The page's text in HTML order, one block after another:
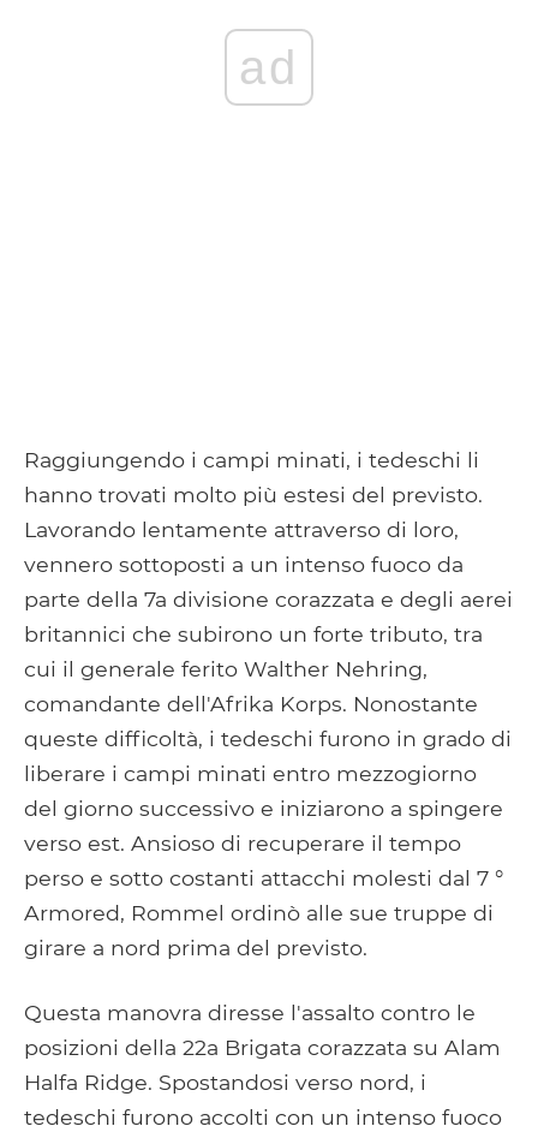
ad
Raggiungendo i campi minati, i tedeschi li
hanno trovati molto più estesi del previsto.
Lavorando lentamente attraverso di loro,
vennero sottoposti a un intenso fuoco da
parte della 7a divisione corazzata e degli aerei
britannici che subirono un forte tributo, tra
cui il generale ferito Walther Nehring,
comandante dell'Afrika Korps. Nonostante
queste difficoltà, i tedeschi furono in grado di
liberare i campi minati entro mezzogiorno
del giorno successivo e iniziarono a spingere
verso est. Ansioso di recuperare il tempo
perso e sotto costanti attacchi molesti dal 7 °
Armored, Rommel ordinò alle sue truppe di
girare a nord prima del previsto.
Questa manovra diresse l'assalto contro le
posizioni della 22a Brigata corazzata su Alam
Halfa Ridge. Spostandosi verso nord, i
tedeschi furono accolti con un intenso fuoco